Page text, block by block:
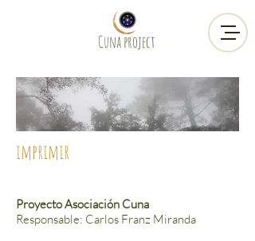
Cuna project
imprimir
Proyecto Asociación Cuna
Responsable: Carlos Franz Miranda